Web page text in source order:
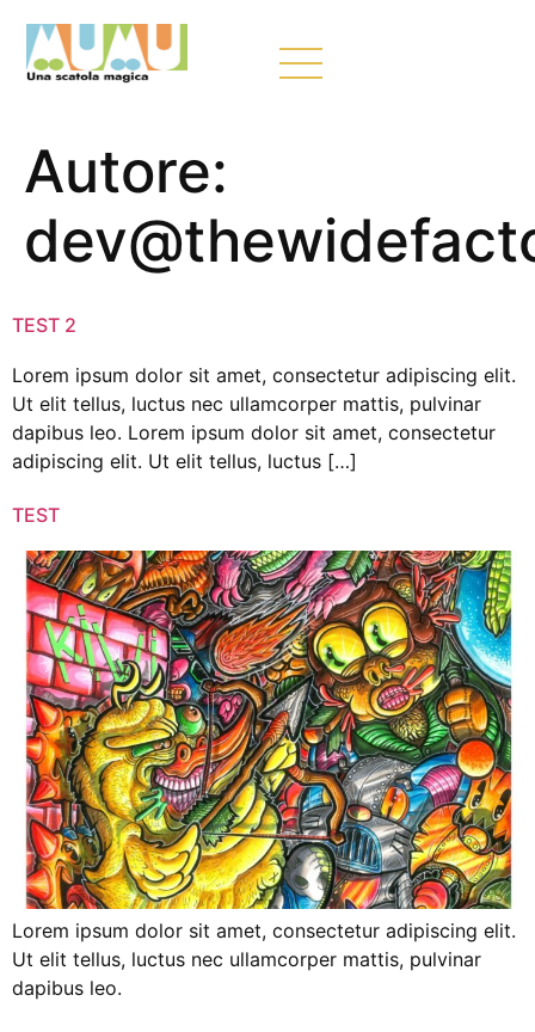
Autore:
TEST 2
Lorem ipsum dolor sit amet, consectetur adipiscing elit.
Ut elit tellus, luctus nec ullamcorper mattis, pulvinar
dapibus leo. Lorem ipsum dolor sit amet, consectetur
adipiscing elit. Ut elit tellus, luctus […]
TEST
Lorem ipsum dolor sit amet, consectetur adipiscing elit.
Ut elit tellus, luctus nec ullamcorper mattis, pulvinar
dapibus leo.